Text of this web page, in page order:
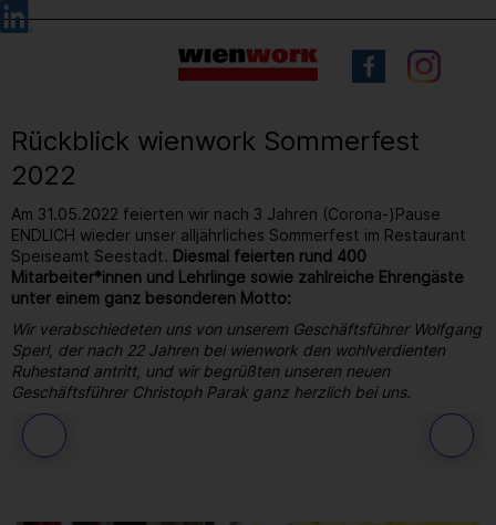
Barrierefreie
Bedienung
Sprachauswahl
Rückblick wienwork Sommerfest
2022
Am 31.05.2022 feierten wir nach 3 Jahren (Corona-)Pause
ENDLICH wieder unser alljährliches Sommerfest im Restaurant
Speiseamt Seestadt. Diesmal feierten rund 400
Mitarbeiter*innen und Lehrlinge sowie zahlreiche Ehrengäste
unter einem ganz besonderen Motto:
Wir verabschiedeten uns von unserem Geschäftsführer Wolfgang
Sperl, der nach 22 Jahren bei wienwork den wohlverdienten
Ruhestand antritt, und wir begrüßten unseren neuen
Geschäftsführer Christoph Parak ganz herzlich bei uns.
169 / 264